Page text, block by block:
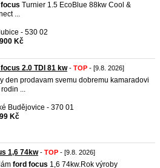
focus Turnier 1.5 EcoBlue 88kw Cool &
...
- 530 02
Kč
2.0 TDI 81 kw- TOP - [9.8. 2026]
den prodavam svemu dobremu kamaradovi
...
Budějovice - 370 01
Kč
1,6 74kw- TOP - [9.8. 2026]
ford focus 1,6 74kw.Rok výroby